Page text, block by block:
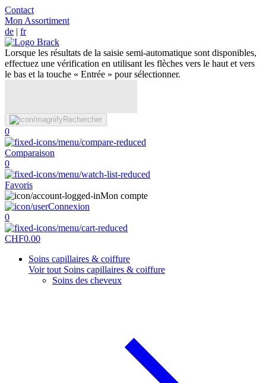
Contact
Mon Assortiment
de | fr
Lorsque les résultats de la saisie semi-automatique sont disponibles,
effectuez une vérification en utilisant les flèches vers le haut et vers
le bas et la touche « Entrée » pour sélectionner.
Rechercher
0
Comparaison
0
Favoris
Mon compte
Connexion
0
CHF0.00
Soins capillaires & coiffure
Voir tout Soins capillaires & coiffure
Soins des cheveux